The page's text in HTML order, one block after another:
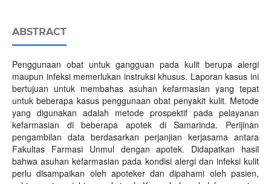
ABSTRACT
Penggunaan obat untuk gangguan pada kulit berupa alergi
maupun infeksi memerlukan instruksi khusus. Laporan kasus ini
bertujuan untuk membahas asuhan kefarmasian yang tepat
untuk beberapa kasus penggunaan obat penyakit kulit. Metode
yang digunakan adalah metode prospektif pada pelayanan
kefarmasian di beberapa apotek di Samarinda. Perijinan
pengambilan data berdasarkan perjanjian kerjasama antara
Fakultas Farmasi Unmul dengan apotek. Didapatkan hasil
bahwa asuhan kefarmasian pada kondisi alergi dan infeksi kulit
perlu disampaikan oleh apoteker dan dipahami oleh pasien,